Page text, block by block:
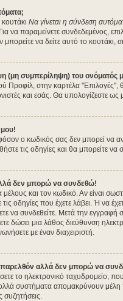
κουτάκι Να γίνεται η σύνδεση
να παραμείνετε συνδεδεμένος,
να δείτε αυτό το κουτάκι,
(μη συμπερίληψη) του
Προφίλ, στην καρτέλα "Επιλογές",
και εσάς. Θα υπολογίζεστε
ο κωδικός σας δεν μπορεί να
τις οδηγίες και θα μπορείτε να
δεν μπορώ να συνδεθώ!
και τον κωδικό. Αν είναι
οδηγίες που έχετε λάβει. Ή να
να συνδεθείτε. Μετά την εγγραφή
δώσει μια λάθος διεύθυνση
με έναν διαχειριστή.
αλλά δεν μπορώ να
το ηλεκτρονικό ταχυδρομείο,
συστήματα απομακρύνουν μέλη
συζητήσεις.